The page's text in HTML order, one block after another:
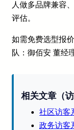
人做多品牌兼容
评估。
如需免费选型报
队：御佰安 董经
相关文章（访
社区访客
政务访客